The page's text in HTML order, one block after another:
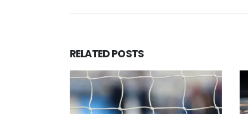
RELATEDPOSTS